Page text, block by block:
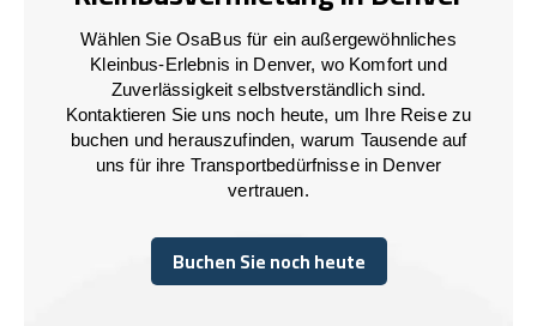
Wählen Sie OsaBus für ein außergewöhnliches
Kleinbus-Erlebnis in Denver, wo Komfort und
Zuverlässigkeit selbstverständlich sind.
Kontaktieren Sie uns noch heute, um Ihre Reise zu
buchen und herauszufinden, warum Tausende auf
uns für ihre Transportbedürfnisse in Denver
vertrauen.
Buchen Sie noch heute
Buchen Sie noch heute